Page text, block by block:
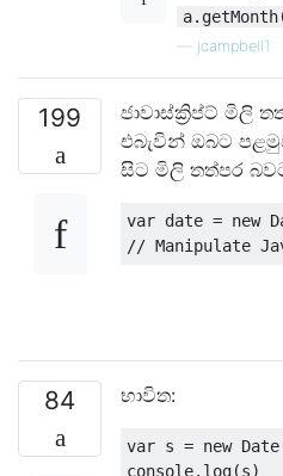
jcampbell1
199
ජාවාස්ක්‍රිප්ට් මිලි
එබැවින් ඔබට
සිට මිලි තත්පර
var date = new
// Manipulate
84 භාවිත:
var s = new Date
console. log(s)